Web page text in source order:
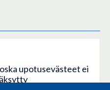
upotusevästeet ei